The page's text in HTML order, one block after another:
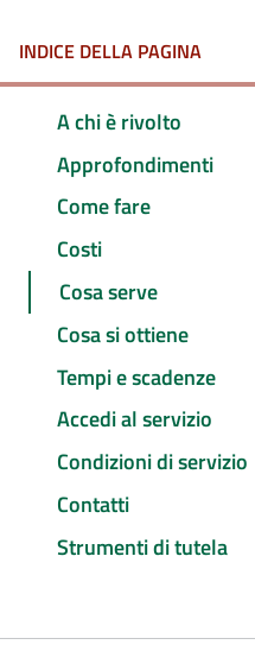
INDICE DELLA PAGINA
A chi è rivolto
Approfondimenti
Come fare
Costi
Cosa serve
Cosa si ottiene
Tempi e scadenze
Accedi al servizio
Condizioni di servizio
Contatti
Strumenti di tutela